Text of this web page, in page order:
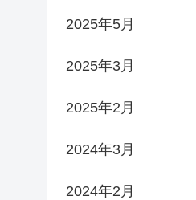
2025年5月
2025年3月
2025年2月
2024年3月
2024年2月